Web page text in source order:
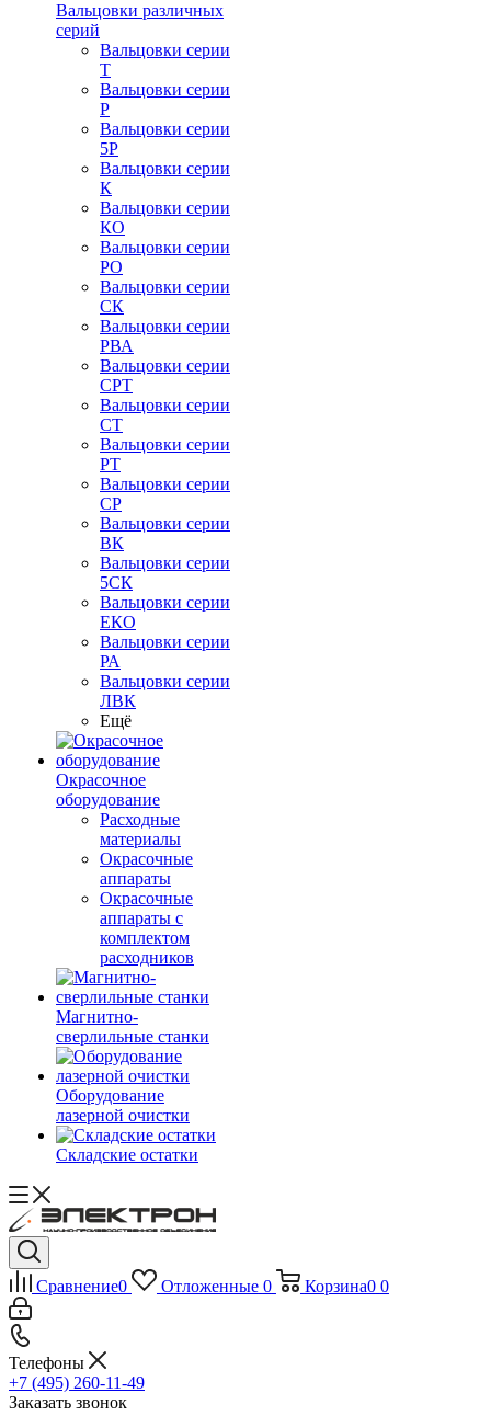
Вальцовки различных
серий
Вальцовки серии
Т
Вальцовки серии
Р
Вальцовки серии
5Р
Вальцовки серии
К
Вальцовки серии
КО
Вальцовки серии
РО
Вальцовки серии
СК
Вальцовки серии
РВА
Вальцовки серии
СРТ
Вальцовки серии
СТ
Вальцовки серии
РТ
Вальцовки серии
СР
Вальцовки серии
ВК
Вальцовки серии
5СК
Вальцовки серии
ЕКО
Вальцовки серии
РА
Вальцовки серии
ЛВК
Ещё
Окрасочное
оборудование
Расходные
материалы
Окрасочные
аппараты
Окрасочные
аппараты с
комплектом
расходников
Магнитно-
сверлильные станки
Оборудование
лазерной очистки
Складские остатки
Сравнение0 Отложенные 0 Корзина0 0
Телефоны
+7 (495) 260-11-49
Заказать звонок